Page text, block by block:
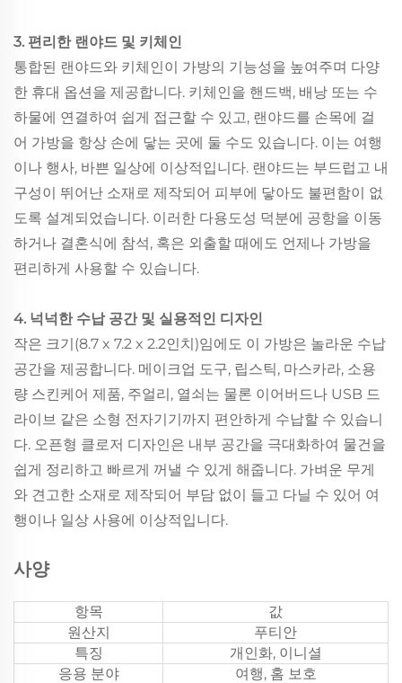
3. 편리한 랜야드 및 키체인
통합된 랜야드와 키체인이 가방의 기능성을 높여주며 다양
한 휴대 옵션을 제공합니다. 키체인을 핸드백, 배낭 또는 수
하물에 연결하여 쉽게 접근할 수 있고, 랜야드를 손목에 걸
어 가방을 항상 손에 닿는 곳에 둘 수도 있습니다. 이는 여행
이나 행사, 바쁜 일상에 이상적입니다. 랜야드는 부드럽고 내
구성이 뛰어난 소재로 제작되어 피부에 닿아도 불편함이 없
도록 설계되었습니다. 이러한 다용도성 덕분에 공항을 이동
하거나 결혼식에 참석, 혹은 외출할 때에도 언제나 가방을
편리하게 사용할 수 있습니다.
4. 넉넉한 수납 공간 및 실용적인 디자인
작은 크기(8.7 x 7.2 x 2.2인치)임에도 이 가방은 놀라운 수납
공간을 제공합니다. 메이크업 도구, 립스틱, 마스카라, 소용
량 스킨케어 제품, 주얼리, 열쇠는 물론 이어버드나 USB 드
라이브 같은 소형 전자기기까지 편안하게 수납할 수 있습니
다. 오픈형 클로저 디자인은 내부 공간을 극대화하여 물건을
쉽게 정리하고 빠르게 꺼낼 수 있게 해줍니다. 가벼운 무게
와 견고한 소재로 제작되어 부담 없이 들고 다닐 수 있어 여
행이나 일상 사용에 이상적입니다.
사양
항목
값
원산지
푸티안
특징
개인화, 이니셜
응용 분야
여행, 홈 보호